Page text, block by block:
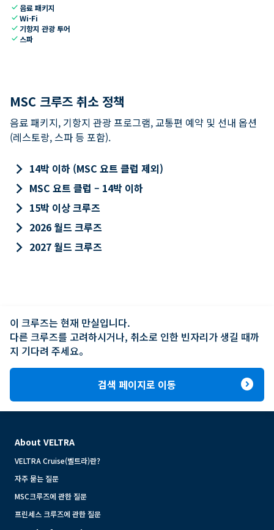
check 음료 패키지
checkWi-Fi
check 기항지 관광 투어
check 스파
MSC 크루즈 취소 정책
음료 패키지, 기항지 관광 프로그램, 교통편 예약 및 선내 옵션
(레스토랑, 스파 등 포함).
keyboard_arrow_right 14박 이하 (MSC 요트 클럽 제외)
keyboard_arrow_right MSC 요트 클럽 – 14박 이하
keyboard_arrow_right 15박 이상 크루즈
keyboard_arrow_right 2026 월드 크루즈
keyboard_arrow_right 2027 월드 크루즈
이 크루즈는 현재 만실입니다.
다른 크루즈를 고려하시거나, 취소로 인한 빈자리가 생길 때까
지 기다려 주세요。
검색 페이지로 이동 expand_circle_right
About VELTRA
VELTRA Cruise(벨트라)란?
자주 묻는 질문
MSC크루즈에 관한 질문
프린세스 크루즈에 관한 질문